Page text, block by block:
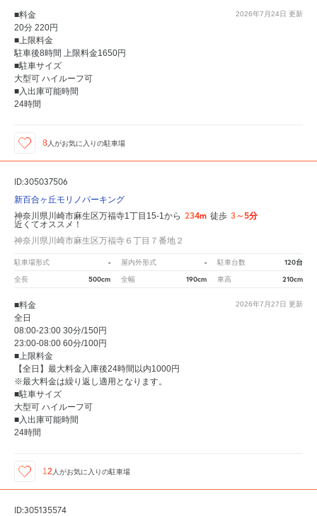
2026年7月24日 更新
■料金
20分 220円
■上限料金
駐車後8時間 上限料金1650円
■駐車サイズ
大型可 ハイルーフ可
■入出庫可能時間
24時間
8 人がお気に入りの駐車場
ID:305037506
新百合ヶ丘モリノパーキング
神奈川県川崎市麻生区万福寺1丁目15-1から 234m 徒歩 3～5分
近くてオススメ！
神奈川県川崎市麻生区万福寺６丁目７番地２
駐車場形式 - 屋内外形式 - 駐車台数 120台
全長 500cm 全幅 190cm 車高 210cm
2026年7月27日 更新
■料金
全日
08:00-23:00 30分/150円
23:00-08:00 60分/100円
■上限料金
【全日】最大料金入庫後24時間以内1000円
※最大料金は繰り返し適用となります。
■駐車サイズ
大型可 ハイルーフ可
■入出庫可能時間
24時間
12 人がお気に入りの駐車場
ID:305135574